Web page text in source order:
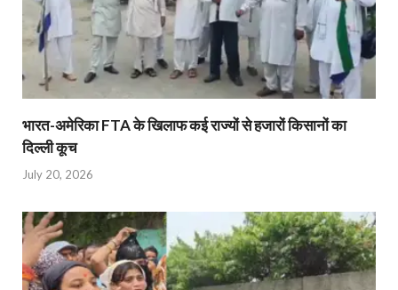
भारत-अमेरिका FTA के खिलाफ कई राज्यों से हजारों किसानों का
दिल्ली कूच
July 20, 2026